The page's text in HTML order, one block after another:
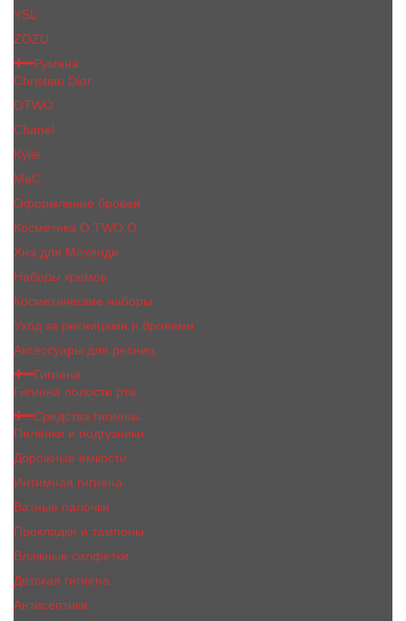
YSL
ZOZU
Румяна
Christian Dior
OTWO
Сhanеl
Kylie
MaC
Оформление бровей
Косметика O.TWO.O
Хна для Мехенди
Наборы кремов
Косметические наборы
Уход за ресницами и бровями
Аксессуары для ресниц
Гигиена
Гигиена полости рта
Средства гигиены
Пелёнки и подгузники
Дорожные ёмкости
Интимная гигиена
Ватные палочки
Прокладки и тампоны
Влажные салфетки
Детская гигиена
Антисептики